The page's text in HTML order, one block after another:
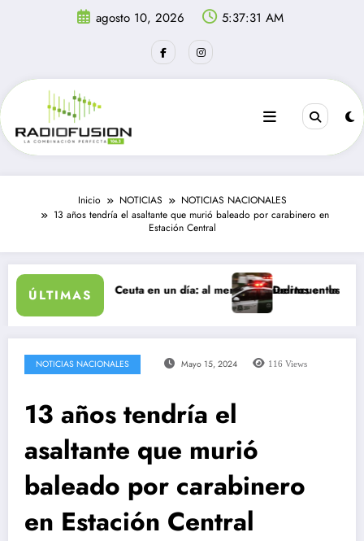
agosto 10, 2026 5:37:31 AM
Inicio NOTICIAS
NOTICIAS NACIONALES
13 años tendría el asaltante que murió baleado por carabinero en
Estación Central
ÚLTIMAS
ingresan a Ceuta en un día: al menos 34 muertos en la crisis.
Delincuentes matan a
NOTICIAS NACIONALES Mayo 15, 2024 116 Views
13 años tendría el
asaltante que murió
baleado por carabinero
en Estación Central